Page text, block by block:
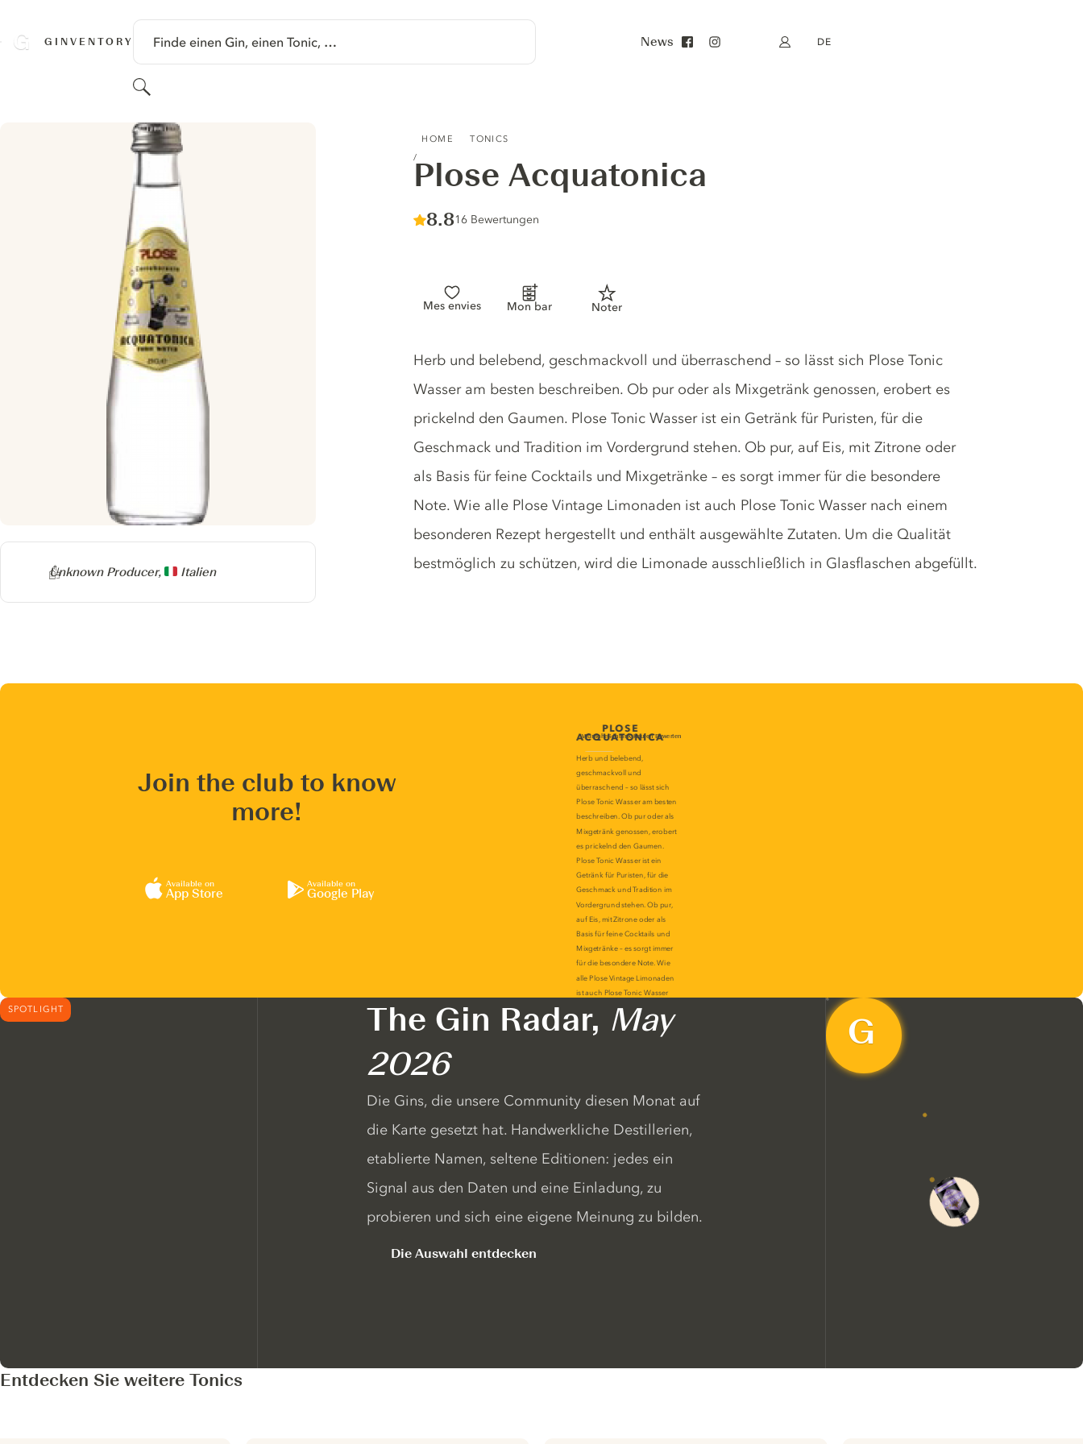
GINVENTORY Finde einen Gin, einen Tonic, …
Suchen
News Mein Konto
DE
HOME TONICS
Plose Acquatonica
Score :
8.8/ 10
16 Bewertungen
Mes envies Mon bar Noter
Producer
Unknown Producer, Italien
Tonic description
Herb und belebend, geschmackvoll und überraschend – so lässt sich Plose Tonic
Wasser am besten beschreiben. Ob pur oder als Mixgetränk genossen, erobert es
prickelnd den Gaumen. Plose Tonic Wasser ist ein Getränk für Puristen, für die
Geschmack und Tradition im Vordergrund stehen. Ob pur, auf Eis, mit Zitrone oder
als Basis für feine Cocktails und Mixgetränke – es sorgt immer für die besondere
Note. Wie alle Plose Vintage Limonaden ist auch Plose Tonic Wasser nach einem
besonderen Rezept hergestellt und enthält ausgewählte Zutaten. Um die Qualität
bestmöglich zu schützen, wird die Limonade ausschließlich in Glasflaschen abgefüllt.
Join the club to know
more!
Available on
App Store
Available on
Google Play
SPOTLIGHT The Gin Radar, May
2026
Die Gins, die unsere Community diesen Monat auf
die Karte gesetzt hat. Handwerkliche Destillerien,
etablierte Namen, seltene Editionen: jedes ein
Signal aus den Daten und eine Einladung, zu
probieren und sich eine eigene Meinung zu bilden.
Die Auswahl entdecken
Entdecken Sie weitere Tonics